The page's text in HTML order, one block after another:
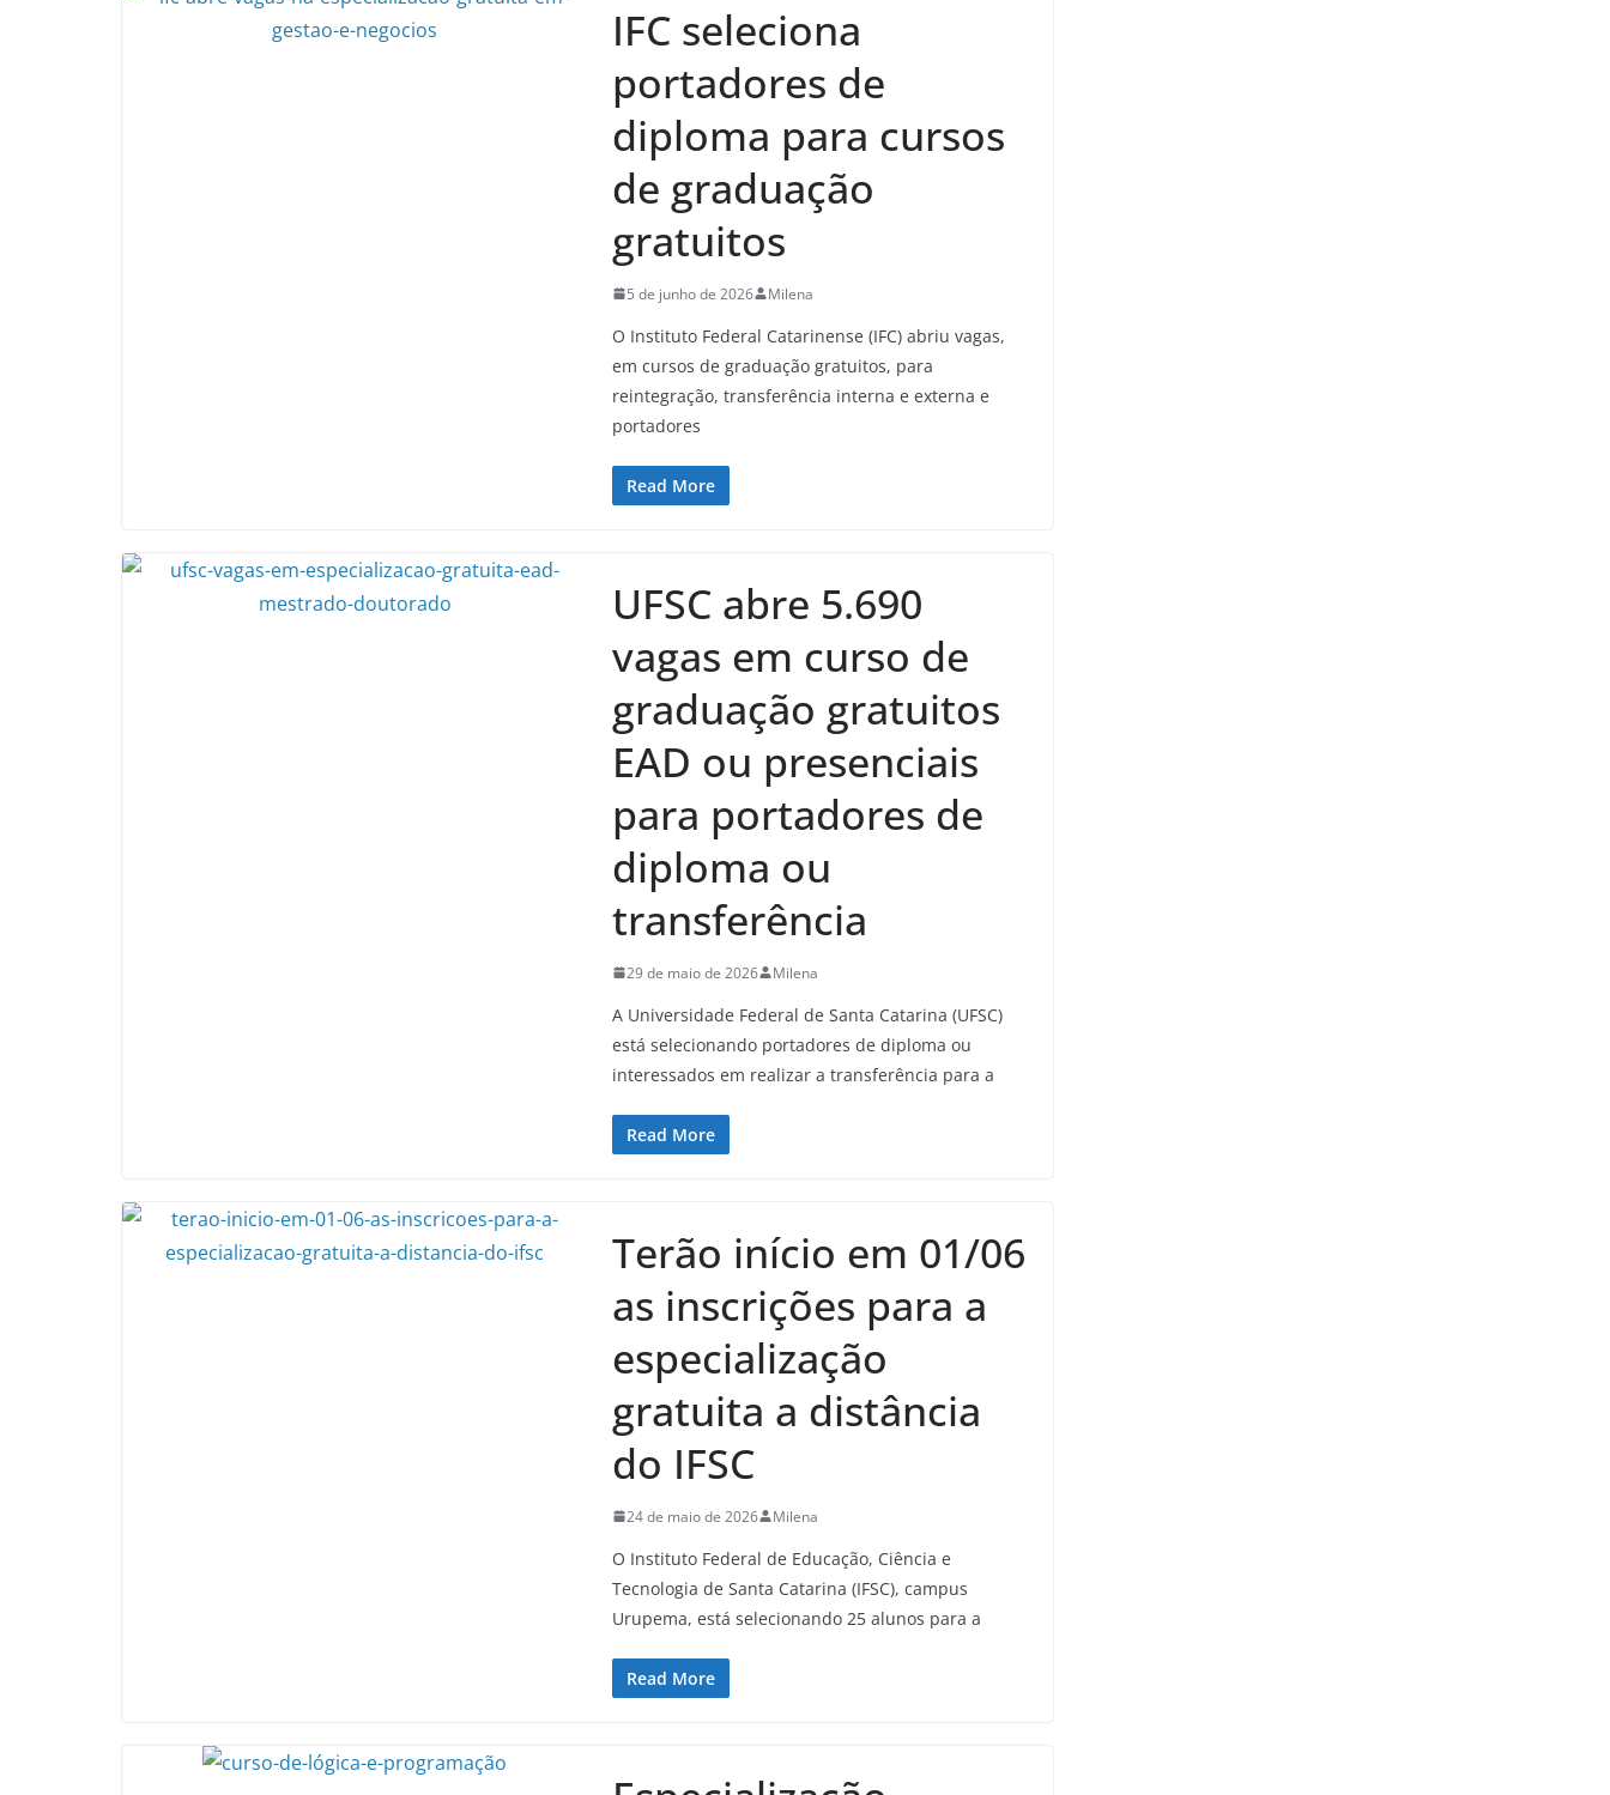
IFC seleciona
portadores de
diploma para cursos
de graduação
gratuitos
5 de junho de 2026 Milena
O Instituto Federal Catarinense (IFC) abriu vagas,
em cursos de graduação gratuitos, para
reintegração, transferência interna e externa e
portadores
Read More
UFSC abre 5.690
vagas em curso de
graduação gratuitos
EAD ou presenciais
para portadores de
diploma ou
transferência
29 de maio de 2026 Milena
A Universidade Federal de Santa Catarina (UFSC)
está selecionando portadores de diploma ou
interessados em realizar a transferência para a
Read More
Terão início em 01/06
as inscrições para a
especialização
gratuita a distância
do IFSC
24 de maio de 2026 Milena
O Instituto Federal de Educação, Ciência e
Tecnologia de Santa Catarina (IFSC), campus
Urupema, está selecionando 25 alunos para a
Read More